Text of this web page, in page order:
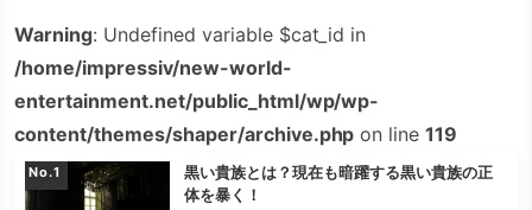
Warning: Undefined variable $cat_id in
/home/impressiv/new-world-
entertainment.net/public_html/wp/wp-
content/themes/shaper/archive.php on line119
No.
黒い貴族とは？現在も暗躍する黒い貴族の正
体を暴く！